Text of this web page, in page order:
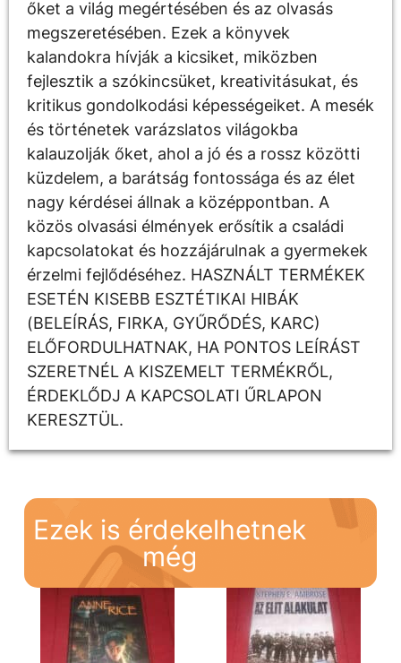
őket a világ megértésében és az olvasás
megszeretésében. Ezek a könyvek
kalandokra hívják a kicsiket, miközben
fejlesztik a szókincsüket, kreativitásukat, és
kritikus gondolkodási képességeiket. A mesék
és történetek varázslatos világokba
kalauzolják őket, ahol a jó és a rossz közötti
küzdelem, a barátság fontossága és az élet
nagy kérdései állnak a középpontban. A
közös olvasási élmények erősítik a családi
kapcsolatokat és hozzájárulnak a gyermekek
érzelmi fejlődéséhez. HASZNÁLT TERMÉKEK
ESETÉN KISEBB ESZTÉTIKAI HIBÁK
(BELEÍRÁS, FIRKA, GYŰRŐDÉS, KARC)
ELŐFORDULHATNAK, HA PONTOS LEÍRÁST
SZERETNÉL A KISZEMELT TERMÉKRŐL,
ÉRDEKLŐDJ A KAPCSOLATI ŰRLAPON
KERESZTÜL.
Ezek is érdekelhetnek
még